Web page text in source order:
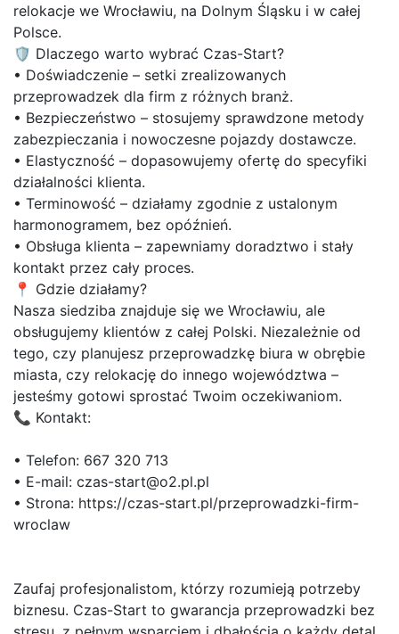
relokacje we Wrocławiu, na Dolnym Śląsku i w całej
Polsce.
🛡️ Dlaczego warto wybrać Czas-Start?
• Doświadczenie – setki zrealizowanych
przeprowadzek dla firm z różnych branż.
• Bezpieczeństwo – stosujemy sprawdzone metody
zabezpieczania i nowoczesne pojazdy dostawcze.
• Elastyczność – dopasowujemy ofertę do specyfiki
działalności klienta.
• Terminowość – działamy zgodnie z ustalonym
harmonogramem, bez opóźnień.
• Obsługa klienta – zapewniamy doradztwo i stały
kontakt przez cały proces.
📍 Gdzie działamy?
Nasza siedziba znajduje się we Wrocławiu, ale
obsługujemy klientów z całej Polski. Niezależnie od
tego, czy planujesz przeprowadzkę biura w obrębie
miasta, czy relokację do innego województwa –
jesteśmy gotowi sprostać Twoim oczekiwaniom.
📞 Kontakt:
• Telefon: 667 320 713
• E-mail: czas-start@o2.pl.pl
• Strona: https://czas-start.pl/przeprowadzki-firm-
wroclaw
Zaufaj profesjonalistom, którzy rozumieją potrzeby
biznesu. Czas-Start to gwarancja przeprowadzki bez